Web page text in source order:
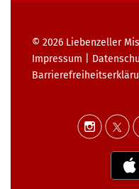
© 2026 Liebenzeller
Impressum